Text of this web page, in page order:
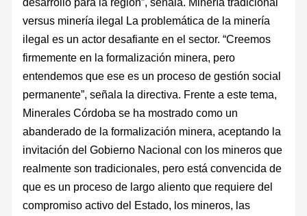
versus minería ilegal La problemática de la minería
ilegal es un actor desafiante en el sector. “Creemos
firmemente en la formalización minera, pero
entendemos que ese es un proceso de gestión social
permanente”, señala la directiva. Frente a este tema,
Minerales Córdoba se ha mostrado como un
abanderado de la formalización minera, aceptando la
invitación del Gobierno Nacional con los mineros que
realmente son tradicionales, pero está convencida de
que es un proceso de largo aliento que requiere del
compromiso activo del Estado, los mineros, las